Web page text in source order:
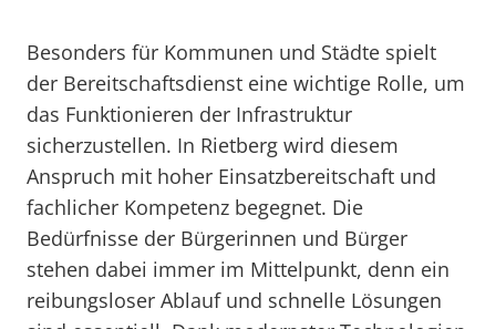
Besonders für Kommunen und Städte spielt
der Bereitschaftsdienst eine wichtige Rolle, um
das Funktionieren der Infrastruktur
sicherzustellen. In Rietberg wird diesem
Anspruch mit hoher Einsatzbereitschaft und
fachlicher Kompetenz begegnet. Die
Bedürfnisse der Bürgerinnen und Bürger
stehen dabei immer im Mittelpunkt, denn ein
reibungsloser Ablauf und schnelle Lösungen